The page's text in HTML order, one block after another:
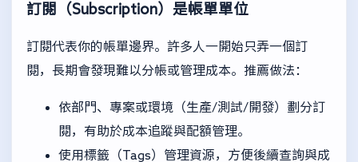
訂閱（Subscription）是帳單單位
訂閱代表你的帳單邊界。許多人一開始只弄一個訂
閱，長期會發現難以分帳或管理成本。推薦做法：
依部門、專案或環境（生產/測試/開發）劃分訂
閱，有助於成本追蹤與配額管理。
使用標籤（Tags）管理資源，方便後續查詢與成